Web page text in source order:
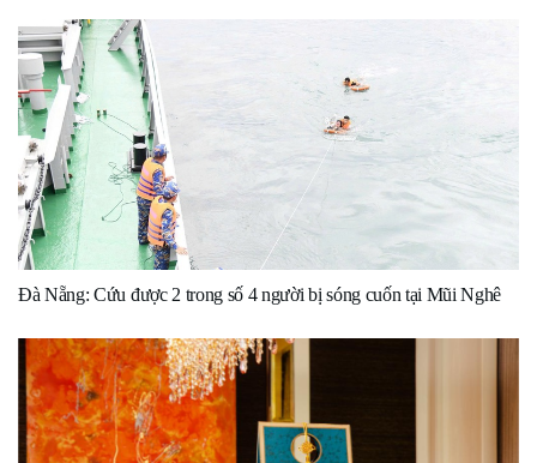
Đà Nẵng: Cứu được 2 trong số 4 người bị sóng cuốn tại Mũi Nghê